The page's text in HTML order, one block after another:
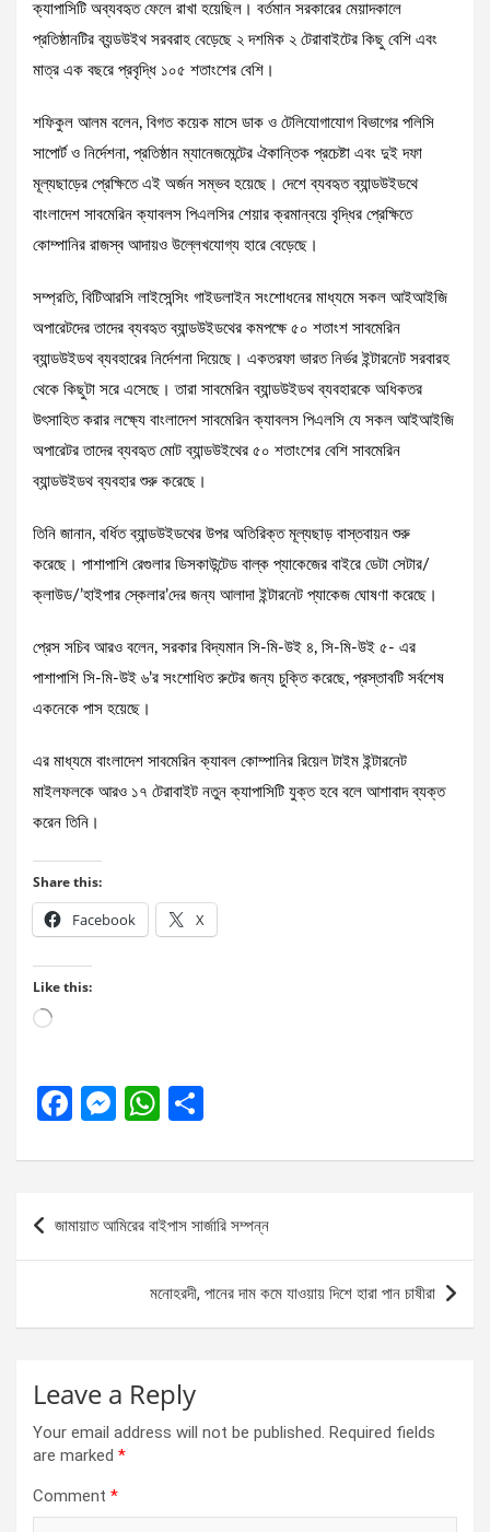
ক্যাপাসিটি অব্যবহৃত ফেলে রাখা হয়েছিল। বর্তমান সরকারের মেয়াদকালে
প্রতিষ্ঠানটির ব্যন্ডউইথ সরবরাহ বেড়েছে ২ দশমিক ২ টেরাবাইটের কিছু বেশি এবং
মাত্র এক বছরে প্রবৃদ্ধি ১০৫ শতাংশের বেশি।
শফিকুল আলম বলেন, বিগত কয়েক মাসে ডাক ও টেলিযোগাযোগ বিভাগের পলিসি
সাপোর্ট ও নির্দেশনা, প্রতিষ্ঠান ম্যানেজমেন্টের ঐকান্তিক প্রচেষ্টা এবং দুই দফা
মূল্যছাড়ের প্রেক্ষিতে এই অর্জন সম্ভব হয়েছে। দেশে ব্যবহৃত ব্যান্ডউইডথে
বাংলাদেশ সাবমেরিন ক্যাবলস পিএলসির শেয়ার ক্রমান্বয়ে বৃদ্ধির প্রেক্ষিতে
কোম্পানির রাজস্ব আদায়ও উল্লেখযোগ্য হারে বেড়েছে।
সম্প্রতি, বিটিআরসি লাইসেন্সিং গাইডলাইন সংশোধনের মাধ্যমে সকল আইআইজি
অপারেটদের তাদের ব্যবহৃত ব্যান্ডউইডথের কমপক্ষে ৫০ শতাংশ সাবমেরিন
ব্যান্ডউইডথ ব্যবহারের নির্দেশনা দিয়েছে। একতরফা ভারত নির্ভর ইন্টারনেট সরবারহ
থেকে কিছুটা সরে এসেছে। তারা সাবমেরিন ব্যান্ডউইডথ ব্যবহারকে অধিকতর
উৎসাহিত করার লক্ষ্যে বাংলাদেশ সাবমেরিন ক্যাবলস পিএলসি যে সকল আইআইজি
অপারেটর তাদের ব্যবহৃত মোট ব্যান্ডউইথের ৫০ শতাংশের বেশি সাবমেরিন
ব্যান্ডউইডথ ব্যবহার শুরু করেছে।
তিনি জানান, বর্ধিত ব্যান্ডউইডথের উপর অতিরিক্ত মূল্যছাড় বাস্তবায়ন শুরু
করেছে। পাশাপাশি রেগুলার ডিসকাউন্টেড বাল্ক প্যাকেজের বাইরে ডেটা সেটার/
ক্লাউড/’হাইপার স্কেলার’দের জন্য আলাদা ইন্টারনেট প্যাকেজ ঘোষণা করেছে।
প্রেস সচিব আরও বলেন, সরকার বিদ্যমান সি-মি-উই ৪, সি-মি-উই ৫- এর
পাশাপাশি সি-মি-উই ৬’র সংশোধিত রুটের জন্য চুক্তি করেছে, প্রস্তাবটি সর্বশেষ
একনেকে পাস হয়েছে।
এর মাধ্যমে বাংলাদেশ সাবমেরিন ক্যাবল কোম্পানির রিয়েল টাইম ইন্টারনেট
মাইলফলকে আরও ১৭ টেরাবাইট নতুন ক্যাপাসিটি যুক্ত হবে বলে আশাবাদ ব্যক্ত
করেন তিনি।
Share this:
Facebook X
Like this:
Loading…
F
ce
o
M
se
n
g
W
at
s
A
p
p
ar
e
Post
navigation
জামায়াত আমিরের বাইপাস সার্জারি সম্পন্ন
মনোহরদী, পানের দাম কমে যাওয়ায় দিশে হারা পান চাষীরা
Leave a Reply
Your email address will not be published. Required fields
are marked *
Comment *